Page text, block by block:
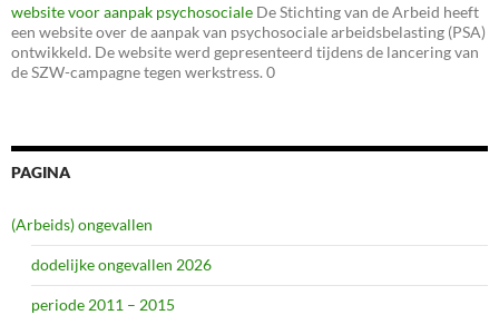
website voor aanpak psychosociale De Stichting van de Arbeid heeft
een website over de aanpak van psychosociale arbeidsbelasting (PSA)
ontwikkeld. De website werd gepresenteerd tijdens de lancering van
de SZW-campagne tegen werkstress. 0
PAGINA
(Arbeids) ongevallen
dodelijke ongevallen 2026
periode 2011 – 2015